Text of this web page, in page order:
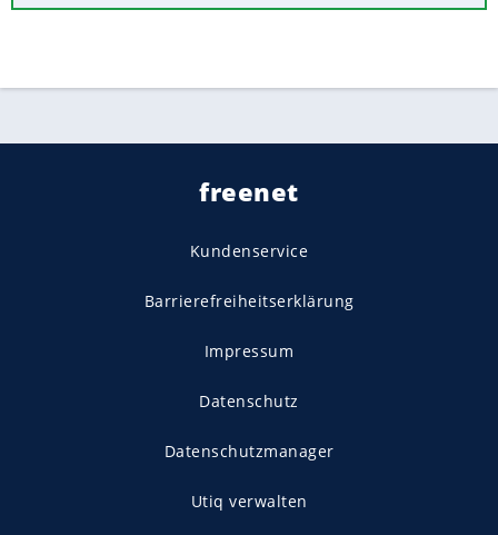
freenet
Kundenservice
Barrierefreiheitserklärung
Impressum
Datenschutz
Datenschutzmanager
Utiq verwalten